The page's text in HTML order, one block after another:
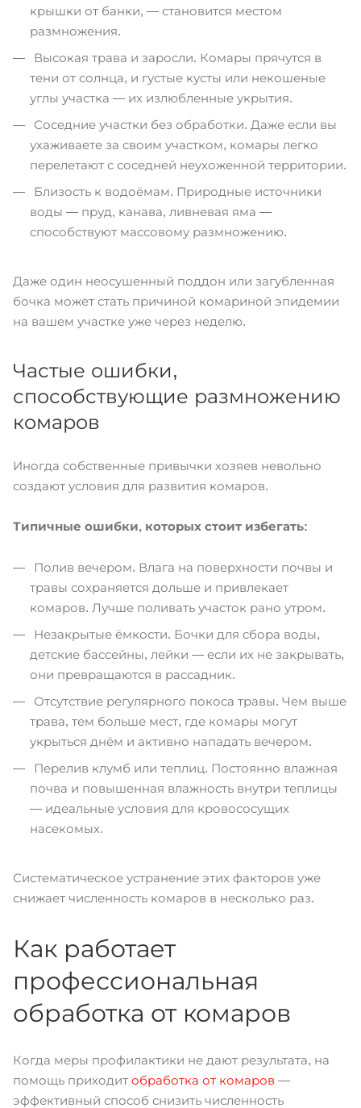
крышки от банки, — становится местом
размножения.
Высокая трава и заросли. Комары прячутся в
тени от солнца, и густые кусты или некошеные
углы участка — их излюбленные укрытия.
Соседние участки без обработки. Даже если вы
ухаживаете за своим участком, комары легко
перелетают с соседней неухоженной территории.
Близость к водоёмам. Природные источники
воды — пруд, канава, ливневая яма —
способствуют массовому размножению.
Даже один неосушенный поддон или загубленная
бочка может стать причиной комариной эпидемии
на вашем участке уже через неделю.
Частые ошибки,
способствующие размножению
комаров
Иногда собственные привычки хозяев невольно
создают условия для развития комаров.
Типичные ошибки, которых стоит избегать:
Полив вечером. Влага на поверхности почвы и
травы сохраняется дольше и привлекает
комаров. Лучше поливать участок рано утром.
Незакрытые ёмкости. Бочки для сбора воды,
детские бассейны, лейки — если их не закрывать,
они превращаются в рассадник.
Отсутствие регулярного покоса травы. Чем выше
трава, тем больше мест, где комары могут
укрыться днём и активно нападать вечером.
Перелив клумб или теплиц. Постоянно влажная
почва и повышенная влажность внутри теплицы
— идеальные условия для кровососущих
насекомых.
Систематическое устранение этих факторов уже
снижает численность комаров в несколько раз.
Как работает
профессиональная
обработка от комаров
Когда меры профилактики не дают результата, на
помощь приходит обработка от комаров —
эффективный способ снизить численность